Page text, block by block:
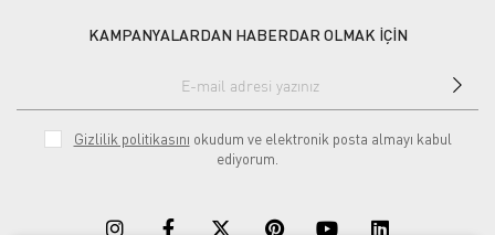
KAMPANYALARDAN HABERDAR OLMAK İÇİN
Gizlilik politikasını okudum ve elektronik posta almayı kabul
ediyorum.